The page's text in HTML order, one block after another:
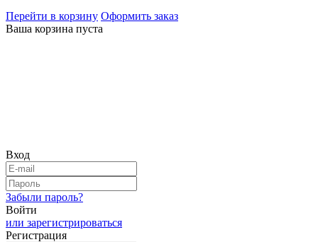
Перейти в корзину Оформить заказ
Ваша корзина пуста
Вход
Забыли пароль?
Войти
или зарегистрироваться
Регистрация